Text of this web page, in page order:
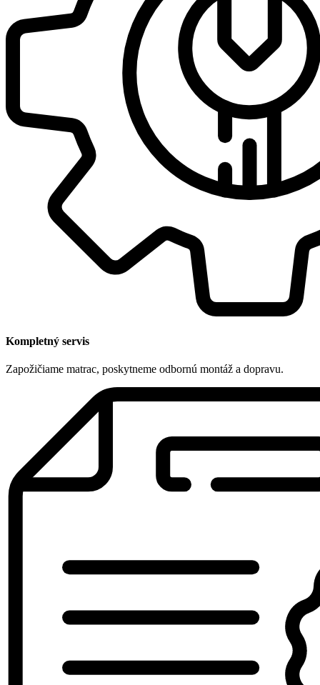
Kompletný servis
Zapožičiame matrac, poskytneme odbornú montáž a dopravu.